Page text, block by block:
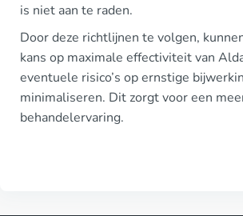
is niet aan te raden.
Door deze richtlijnen te volgen,
kans op maximale effectiviteit van
eventuele risico’s op ernstige
minimaliseren. Dit zorgt voor een
behandelervaring.